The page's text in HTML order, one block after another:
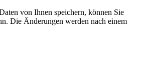
von Ihnen speichern, können Sie
Die Änderungen werden nach einem